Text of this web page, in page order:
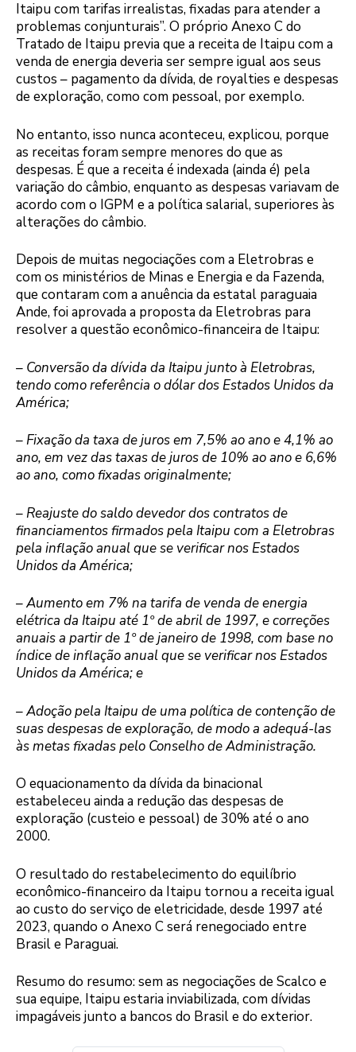
Itaipu com tarifas irrealistas, fixadas para atender a
problemas conjunturais”. O próprio Anexo C do
Tratado de Itaipu previa que a receita de Itaipu com a
venda de energia deveria ser sempre igual aos seus
custos – pagamento da dívida, de royalties e despesas
de exploração, como com pessoal, por exemplo.
No entanto, isso nunca aconteceu, explicou, porque
as receitas foram sempre menores do que as
despesas. É que a receita é indexada (ainda é) pela
variação do câmbio, enquanto as despesas variavam de
acordo com o IGPM e a política salarial, superiores às
alterações do câmbio.
Depois de muitas negociações com a Eletrobras e
com os ministérios de Minas e Energia e da Fazenda,
que contaram com a anuência da estatal paraguaia
Ande, foi aprovada a proposta da Eletrobras para
resolver a questão econômico-financeira de Itaipu:
– Conversão da dívida da Itaipu junto à Eletrobras,
tendo como referência o dólar dos Estados Unidos da
América;
– Fixação da taxa de juros em 7,5% ao ano e 4,1% ao
ano, em vez das taxas de juros de 10% ao ano e 6,6%
ao ano, como fixadas originalmente;
– Reajuste do saldo devedor dos contratos de
financiamentos firmados pela Itaipu com a Eletrobras
pela inflação anual que se verificar nos Estados
Unidos da América;
– Aumento em 7% na tarifa de venda de energia
elétrica da Itaipu até 1º de abril de 1997, e correções
anuais a partir de 1º de janeiro de 1998, com base no
índice de inflação anual que se verificar nos Estados
Unidos da América; e
– Adoção pela Itaipu de uma política de contenção de
suas despesas de exploração, de modo a adequá-las
às metas fixadas pelo Conselho de Administração.
O equacionamento da dívida da binacional
estabeleceu ainda a redução das despesas de
exploração (custeio e pessoal) de 30% até o ano
2000.
O resultado do restabelecimento do equilíbrio
econômico-financeiro da Itaipu tornou a receita igual
ao custo do serviço de eletricidade, desde 1997 até
2023, quando o Anexo C será renegociado entre
Brasil e Paraguai.
Resumo do resumo: sem as negociações de Scalco e
sua equipe, Itaipu estaria inviabilizada, com dívidas
impagáveis junto a bancos do Brasil e do exterior.